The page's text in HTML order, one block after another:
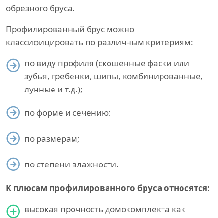
обрезного бруса.
Профилированный брус можно
классифицировать по различным критериям:
по виду профиля (скошенные фаски или
зубья, гребенки, шипы, комбинированные,
лунные и т.д.);
по форме и сечению;
по размерам;
по степени влажности.
К плюсам профилированного бруса относятся:
высокая прочность домокомплекта как